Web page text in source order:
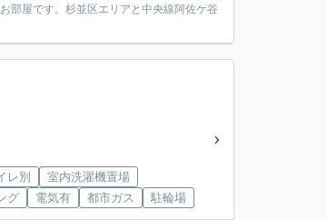
部屋です。杉並区エリアと中央線阿佐ケ谷
レ別
室内洗濯機置場
グ
電気有 都市ガス 駐輪場